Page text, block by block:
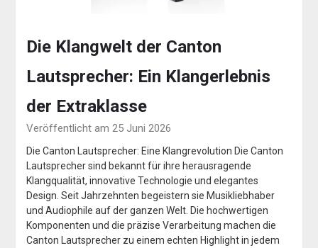
Die Klangwelt der Canton
Lautsprecher: Ein Klangerlebnis
der Extraklasse
Veröffentlicht am 25 Juni 2026
Die Canton Lautsprecher: Eine Klangrevolution Die Canton
Lautsprecher sind bekannt für ihre herausragende
Klangqualität, innovative Technologie und elegantes
Design. Seit Jahrzehnten begeistern sie Musikliebhaber
und Audiophile auf der ganzen Welt. Die hochwertigen
Komponenten und die präzise Verarbeitung machen die
Canton Lautsprecher zu einem echten Highlight in jedem